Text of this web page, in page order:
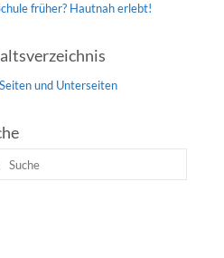
früher? Hautnah erlebt!
und Unterseiten